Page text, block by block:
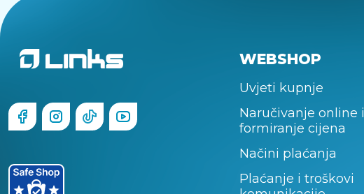
WEBSHOP
Uvjeti kupnje
Naručivanje online i
formiranje cijena
Načini plaćanja
Plaćanje i troškovi